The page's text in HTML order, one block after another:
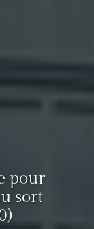
pour
sort